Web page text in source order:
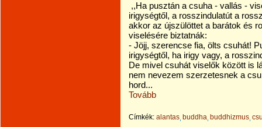
,,Ha pusztán a csuha - vallás -
irigységtől, a rosszindulatút a
akkor az újszülöttet a barátok és
viselésére biztatnák:
- Jöjj, szerencse fia, ölts csuhát!
irigységtől, ha irigy vagy, a
De mivel csuhát viselők között is
nem nevezem szerzetesnek a
hord...
Tovább
Címkék: alantas buddha buddhizmus